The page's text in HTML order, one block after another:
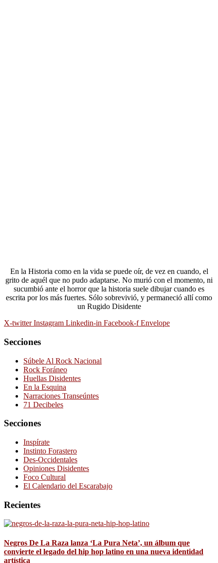
En la Historia como en la vida se puede oír, de vez en cuando, el
grito de aquél que no pudo adaptarse. No murió con el momento, ni
sucumbió ante el horror que la historia suele dibujar cuando es
escrita por los más fuertes. Sólo sobrevivió, y permaneció allí como
un Rugido Disidente
X-twitter Instagram Linkedin-in Facebook-f Envelope
Secciones
Súbele Al Rock Nacional
Rock Foráneo
Huellas Disidentes
En la Esquina
Narraciones Transeúntes
71 Decibeles
Secciones
Inspírate
Instinto Forastero
Des-Occidentales
Opiniones Disidentes
Foco Cultural
El Calendario del Escarabajo
Recientes
Negros De La Raza lanza ‘La Pura Neta’, un álbum que
convierte el legado del hip hop latino en una nueva identidad
artística